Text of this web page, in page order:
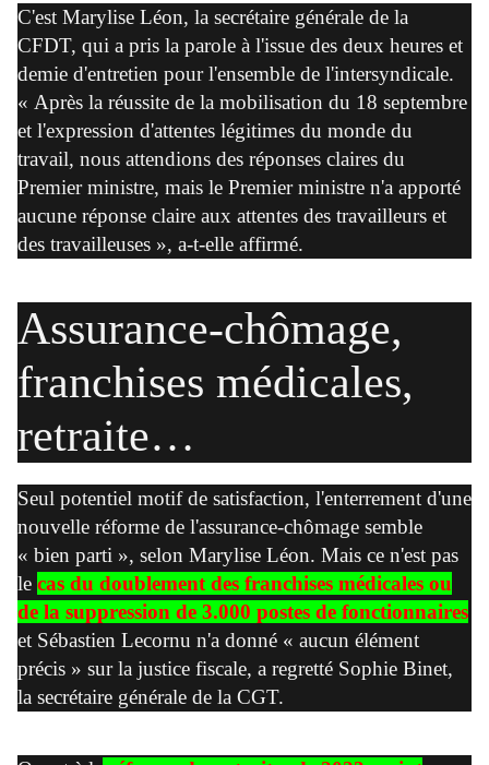
C'est Marylise Léon, la secrétaire générale de la
CFDT, qui a pris la parole à l'issue des deux heures et
demie d'entretien pour l'ensemble de l'intersyndicale.
« Après la réussite de la mobilisation du 18 septembre
et l'expression d'attentes légitimes du monde du
travail, nous attendions des réponses claires du
Premier ministre, mais le Premier ministre n'a apporté
aucune réponse claire aux attentes des travailleurs et
des travailleuses », a-t-elle affirmé.
Assurance-chômage,
franchises médicales,
retraite…
Seul potentiel motif de satisfaction, l'enterrement d'une
nouvelle réforme de l'assurance-chômage semble
« bien parti », selon Marylise Léon. Mais ce n'est pas
le cas du doublement des franchises médicales ou
de la suppression de 3.000 postes de fonctionnaires
et Sébastien Lecornu n'a donné « aucun élément
précis » sur la justice fiscale, a regretté Sophie Binet,
la secrétaire générale de la CGT.